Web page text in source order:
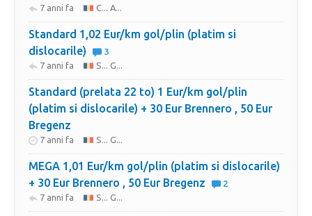
7 anni fa
C... A...
Standard 1,02 Eur/km gol/plin (platim si
dislocarile)
3
7 anni fa
S... G...
Standard (prelata 22 to) 1 Eur/km gol/plin
(platim si dislocarile) + 30 Eur Brennero , 50 Eur
Bregenz
7 anni fa S... G...
MEGA 1,01 Eur/km gol/plin (platim si dislocarile)
+ 30 Eur Brennero , 50 Eur Bregenz
2
7 anni fa
S... G...